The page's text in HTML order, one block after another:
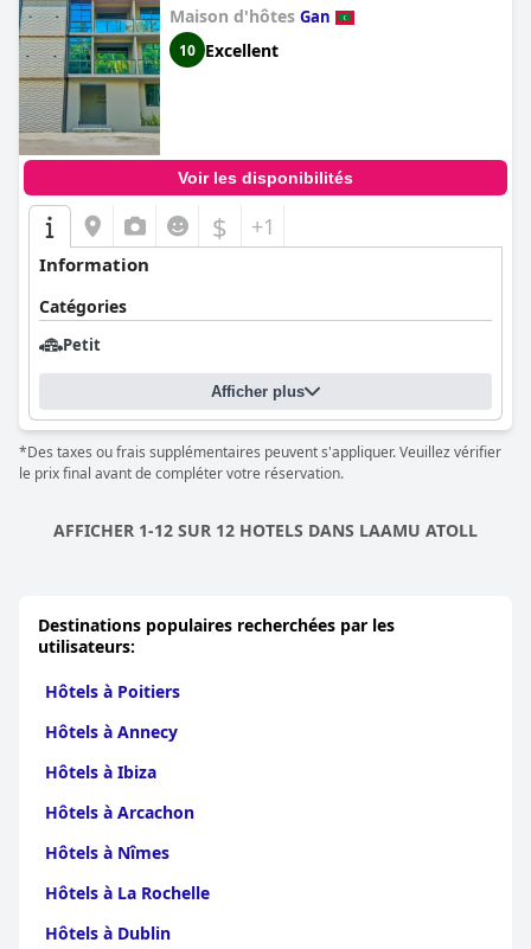
Maison d'hôtes Gan
10 Excellent
Voir les disponibilités
$ +1
Information
Catégories
Petit
Afficher plus
*Des taxes ou frais supplémentaires peuvent s'appliquer. Veuillez vérifier
le prix final avant de compléter votre réservation.
AFFICHER 1-12 SUR 12 HOTELS DANS LAAMU ATOLL
Destinations populaires recherchées par les
utilisateurs:
Hôtels à Poitiers
Hôtels à Annecy
Hôtels à Ibiza
Hôtels à Arcachon
Hôtels à Nîmes
Hôtels à La Rochelle
Hôtels à Dublin